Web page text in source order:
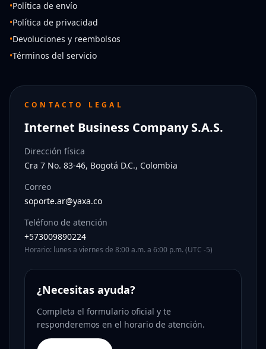
•Política de envío
•Política de privacidad
•Devoluciones y reembolsos
•Términos del servicio
CONTACTO LEGAL
Internet Business Company S.A.S.
Dirección física
Cra 7 No. 83-46, Bogotá D.C., Colombia
Correo
soporte.ar@yaxa.co
Teléfono de atención
+573009890224
Horario: lunes a viernes de 8:00 a.m. a 6:00 p.m. (UTC -5)
¿Necesitas ayuda?
Completa el formulario oficial y te
responderemos en el horario de atención.